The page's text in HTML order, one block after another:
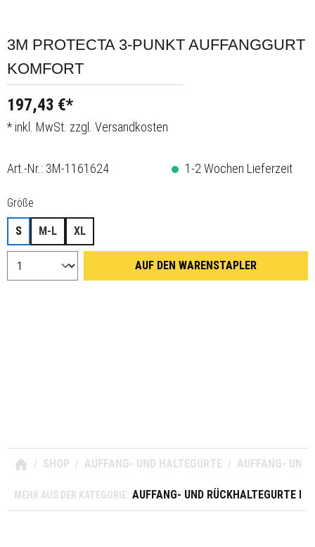
3M PROTECTA 3-PUNKT AUFFANGGURT
KOMFORT
197,43 €*
* inkl. MwSt. zzgl. Versandkosten
Art.-Nr.: 3M-1161624 1-2 Wochen Lieferzeit
Größe
S M-L XL
AUF DEN WARENSTAPLER
/ SHOP / AUFFANG- UND HALTEGURTE / AUFFANG- UND
MEHR AUS DER KATEGORIE: AUFFANG- UND RÜCKHALTEGURTE